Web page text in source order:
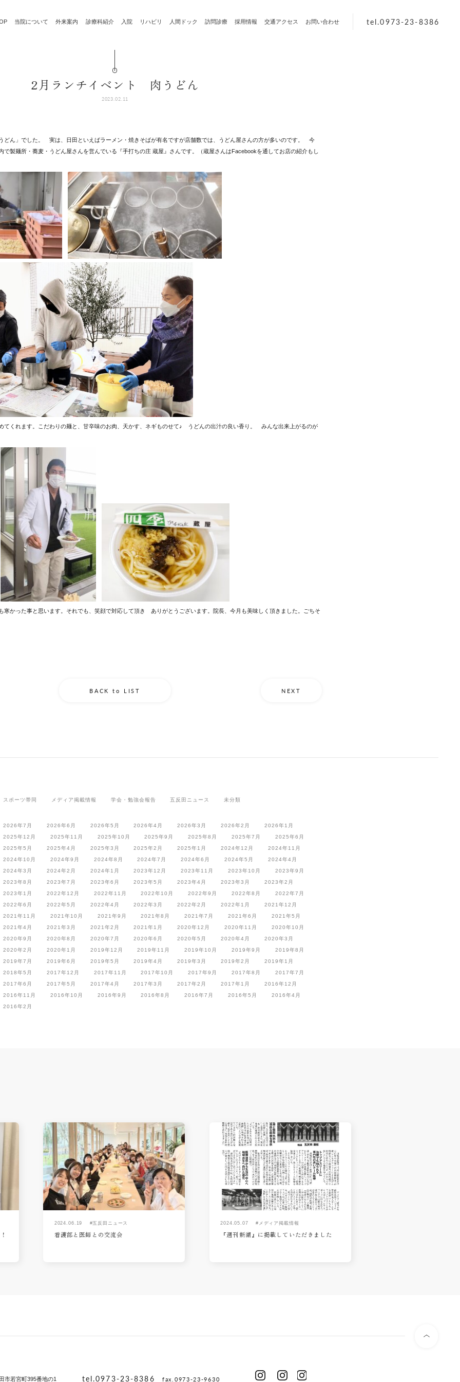
当院について 外来案内 診療科紹介 入院 リハビリ 人間ドック 訪問診療 採用情報 交通アクセス お問い合わせ tel.0973-23-8386
2月ランチイベント 肉うどん
2023.02.11
どん」でした。 実は、日田といえばラーメン・焼きそばが有名ですが店舗数では、うどん屋さんの方が多いのです。 今
で製麺所・蕎麦・うどん屋さんを営んでいる『手打ちの庄 蔵屋』さんです。（蔵屋さんはFacebookを通してお店の紹介もし
てくれます。こだわりの麺と、甘辛味のお肉、天かす、ネギものせて♪ うどんの出汁の良い香り。 みんな出来上がるのが
寒かった事と思います。それでも、笑顔で対応して頂き ありがとうございます。院長、今月も美味しく頂きました。ごちそ
BACK to LIST NEXT
スポーツ帯同 メディア掲載情報 学会・勉強会報告 五反田ニュース 未分類
2026年7月 2026年6月 2026年5月 2026年4月 2026年3月 2026年2月
2026年1月
2025年12月
2025年11月 2025年10月 2025年9月 2025年8月 2025年7月
2025年6月
2025年5月
2025年4月 2025年3月 2025年2月 2025年1月 2024年12月
2024年11月
2024年10月
2024年9月 2024年8月 2024年7月 2024年6月 2024年5月
2024年4月
2024年3月
2024年2月 2024年1月 2023年12月 2023年11月 2023年10月
2023年9月
2023年8月
2023年7月 2023年6月 2023年5月 2023年4月 2023年3月
2023年2月
2023年1月
2022年12月 2022年11月 2022年10月 2022年9月 2022年8月
2022年7月
2022年6月
2022年5月 2022年4月 2022年3月 2022年2月 2022年1月
2021年12月
2021年11月
2021年10月 2021年9月 2021年8月 2021年7月 2021年6月
2021年5月
2021年4月
2021年3月 2021年2月 2021年1月 2020年12月 2020年11月
2020年10月
2020年9月
2020年8月 2020年7月 2020年6月 2020年5月 2020年4月
2020年3月
2020年2月
2020年1月 2019年12月 2019年11月 2019年10月 2019年9月
2019年8月
2019年7月
2019年6月 2019年5月 2019年4月 2019年3月 2019年2月
2019年1月
2018年5月
2017年12月 2017年11月 2017年10月 2017年9月 2017年8月
2017年7月
2017年6月
2017年5月 2017年4月 2017年3月 2017年2月 2017年1月
2016年12月
2016年11月
2016年10月 2016年9月 2016年8月 2016年7月 2016年5月
2016年4月
2016年2月
2024.06.19 #五反田ニュース
看護部と医師との交流会
2024.05.07 #メディア掲載情報
『週刊新潮』に掲載していただきました
市若宮町395番地の1 tel.0973-23-8386 fax.0973-23-9630